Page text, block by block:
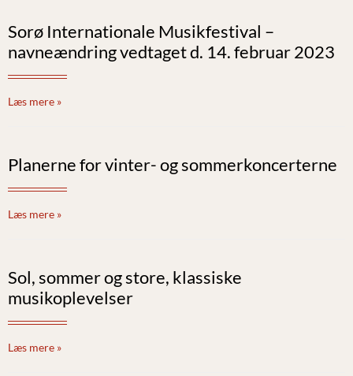
Sorø Internationale Musikfestival –
navneændring vedtaget d. 14. februar 2023
Læs mere »
Planerne for vinter- og sommerkoncerterne
Læs mere »
Sol, sommer og store, klassiske
musikoplevelser
Læs mere »